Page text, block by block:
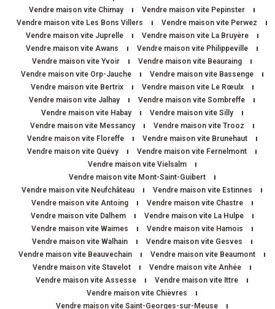
Vendre maison vite Chimay
Vendre maison vite Pepinster
Vendre maison vite Les Bons Villers
Vendre maison vite Perwez
Vendre maison vite Juprelle
Vendre maison vite La Bruyère
Vendre maison vite Awans
Vendre maison vite Philippeville
Vendre maison vite Yvoir
Vendre maison vite Beauraing
Vendre maison vite Orp-Jauche
Vendre maison vite Bassenge
Vendre maison vite Bertrix
Vendre maison vite Le Rœulx
Vendre maison vite Jalhay
Vendre maison vite Sombreffe
Vendre maison vite Habay
Vendre maison vite Silly
Vendre maison vite Messancy
Vendre maison vite Trooz
Vendre maison vite Floreffe
Vendre maison vite Brunehaut
Vendre maison vite Quévy
Vendre maison vite Fernelmont
Vendre maison vite Vielsalm
Vendre maison vite Mont-Saint-Guibert
Vendre maison vite Neufchâteau
Vendre maison vite Estinnes
Vendre maison vite Antoing
Vendre maison vite Chastre
Vendre maison vite Dalhem
Vendre maison vite La Hulpe
Vendre maison vite Waimes
Vendre maison vite Hamois
Vendre maison vite Walhain
Vendre maison vite Gesves
Vendre maison vite Beauvechain
Vendre maison vite Beaumont
Vendre maison vite Stavelot
Vendre maison vite Anhée
Vendre maison vite Assesse
Vendre maison vite Ittre
Vendre maison vite Chièvres
Vendre maison vite Saint-Georges-sur-Meuse